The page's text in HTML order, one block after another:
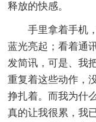
释放的快感。
手里拿着手机
蓝光亮起；看着通
发简讯，可是、我
重复着这些动作，
挣扎着。而我为什
真的让我很累，我